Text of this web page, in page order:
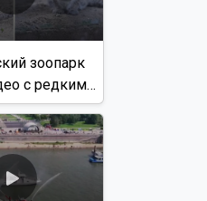
зоопарк
с редким
котом